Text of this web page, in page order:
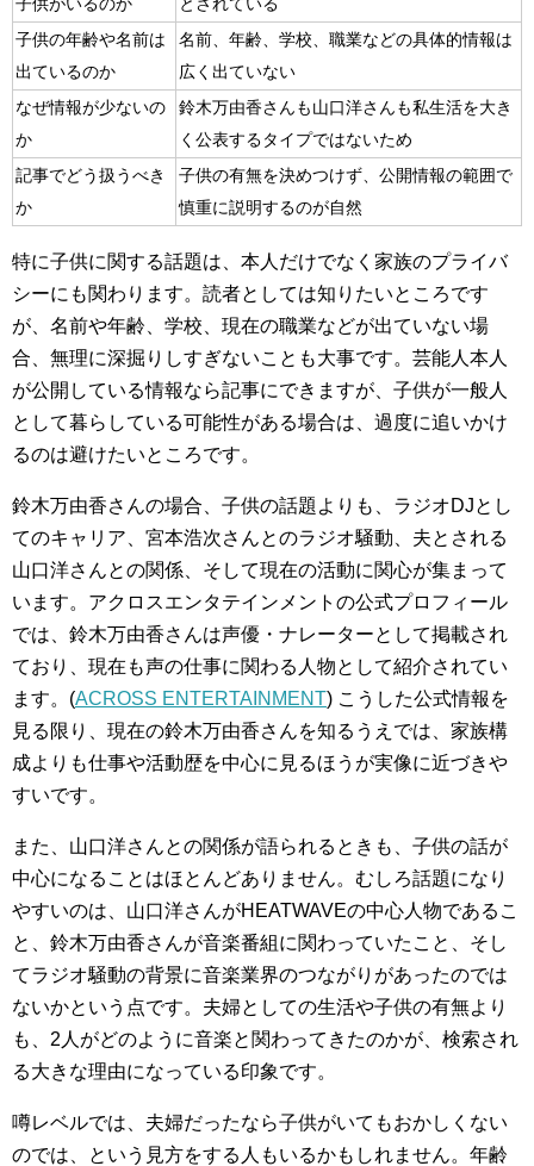
子供がいるのか
とされている
子供の年齢や名前は
出ているのか
名前、年齢、学校、職業などの具体的情報は
広く出ていない
なぜ情報が少ないの
か
鈴木万由香さんも山口洋さんも私生活を大き
く公表するタイプではないため
記事でどう扱うべき
か
子供の有無を決めつけず、公開情報の範囲で
慎重に説明するのが自然
特に子供に関する話題は、本人だけでなく家族のプライバ
シーにも関わります。読者としては知りたいところです
が、名前や年齢、学校、現在の職業などが出ていない場
合、無理に深掘りしすぎないことも大事です。芸能人本人
が公開している情報なら記事にできますが、子供が一般人
として暮らしている可能性がある場合は、過度に追いかけ
るのは避けたいところです。
鈴木万由香さんの場合、子供の話題よりも、ラジオDJとし
てのキャリア、宮本浩次さんとのラジオ騒動、夫とされる
山口洋さんとの関係、そして現在の活動に関心が集まって
います。アクロスエンタテインメントの公式プロフィール
では、鈴木万由香さんは声優・ナレーターとして掲載され
ており、現在も声の仕事に関わる人物として紹介されてい
ます。(ACROSS ENTERTAINMENT) こうした公式情報を
見る限り、現在の鈴木万由香さんを知るうえでは、家族構
成よりも仕事や活動歴を中心に見るほうが実像に近づきや
すいです。
また、山口洋さんとの関係が語られるときも、子供の話が
中心になることはほとんどありません。むしろ話題になり
やすいのは、山口洋さんがHEATWAVEの中心人物であるこ
と、鈴木万由香さんが音楽番組に関わっていたこと、そし
てラジオ騒動の背景に音楽業界のつながりがあったのでは
ないかという点です。夫婦としての生活や子供の有無より
も、2人がどのように音楽と関わってきたのかが、検索され
る大きな理由になっている印象です。
噂レベルでは、夫婦だったなら子供がいてもおかしくない
のでは、という見方をする人もいるかもしれません。年齢